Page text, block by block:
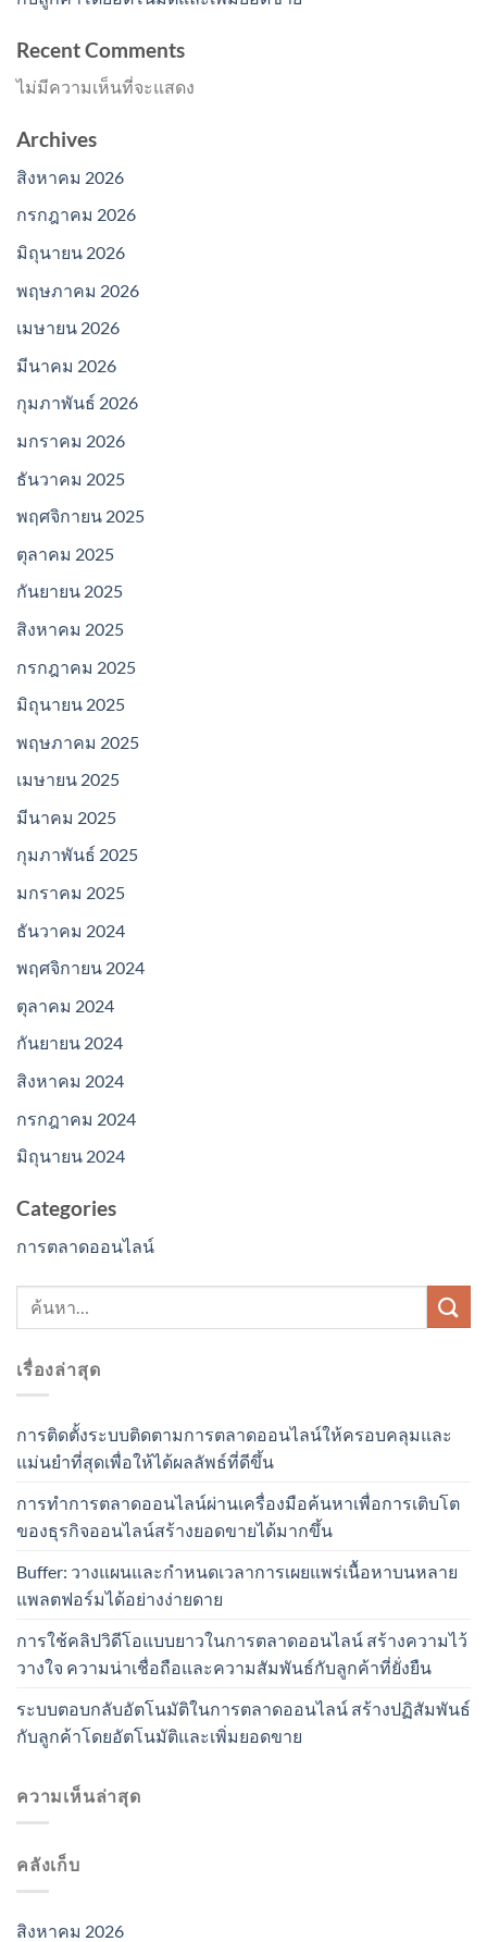
Recent Comments
ไม่มีความเห็นที่จะแสดง
Archives
สิงหาคม 2026
กรกฎาคม 2026
มิถุนายน 2026
พฤษภาคม 2026
เมษายน 2026
มีนาคม 2026
กุมภาพันธ์ 2026
มกราคม 2026
ธันวาคม 2025
พฤศจิกายน 2025
ตุลาคม 2025
กันยายน 2025
สิงหาคม 2025
กรกฎาคม 2025
มิถุนายน 2025
พฤษภาคม 2025
เมษายน 2025
มีนาคม 2025
กุมภาพันธ์ 2025
มกราคม 2025
ธันวาคม 2024
พฤศจิกายน 2024
ตุลาคม 2024
กันยายน 2024
สิงหาคม 2024
กรกฎาคม 2024
มิถุนายน 2024
Categories
การตลาดออนไลน์
เรื่องล่าสุด
การติดตั้งระบบติดตามการตลาดออนไลน์ให้ครอบคลุมและ
แม่นยำที่สุดเพื่อให้ได้ผลลัพธ์ที่ดีขึ้น
การทำการตลาดออนไลน์ผ่านเครื่องมือค้นหาเพื่อการเติบโต
ของธุรกิจออนไลน์สร้างยอดขายได้มากขึ้น
Buffer: วางแผนและกำหนดเวลาการเผยแพร่เนื้อหาบนหลาย
แพลตฟอร์มได้อย่างง่ายดาย
การใช้คลิปวิดีโอแบบยาวในการตลาดออนไลน์ สร้างความไว้
วางใจ ความน่าเชื่อถือและความสัมพันธ์กับลูกค้าที่ยั่งยืน
ระบบตอบกลับอัตโนมัติในการตลาดออนไลน์ สร้างปฏิสัมพันธ์
กับลูกค้าโดยอัตโนมัติและเพิ่มยอดขาย
ความเห็นล่าสุด
คลังเก็บ
สิงหาคม 2026